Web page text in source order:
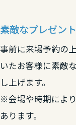
素敵なプレゼント
事前に来場予約の
いたお客様に素敵
し上げます。
※会場や時期によ
あります。